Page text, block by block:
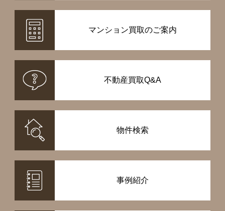
マンション買取のご案内
不動産買取Q&A
物件検索
事例紹介